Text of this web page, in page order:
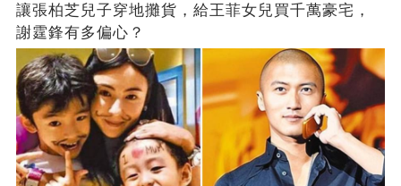
讓張柏芝兒子穿地攤貨，給王菲女兒買千萬豪宅，
謝霆鋒有多偏心？